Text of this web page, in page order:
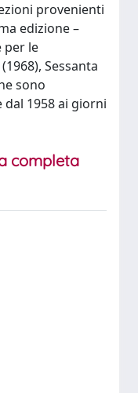
provenienti
edizione –
per le
Sessanta
sono
1958 ai giorni
completa